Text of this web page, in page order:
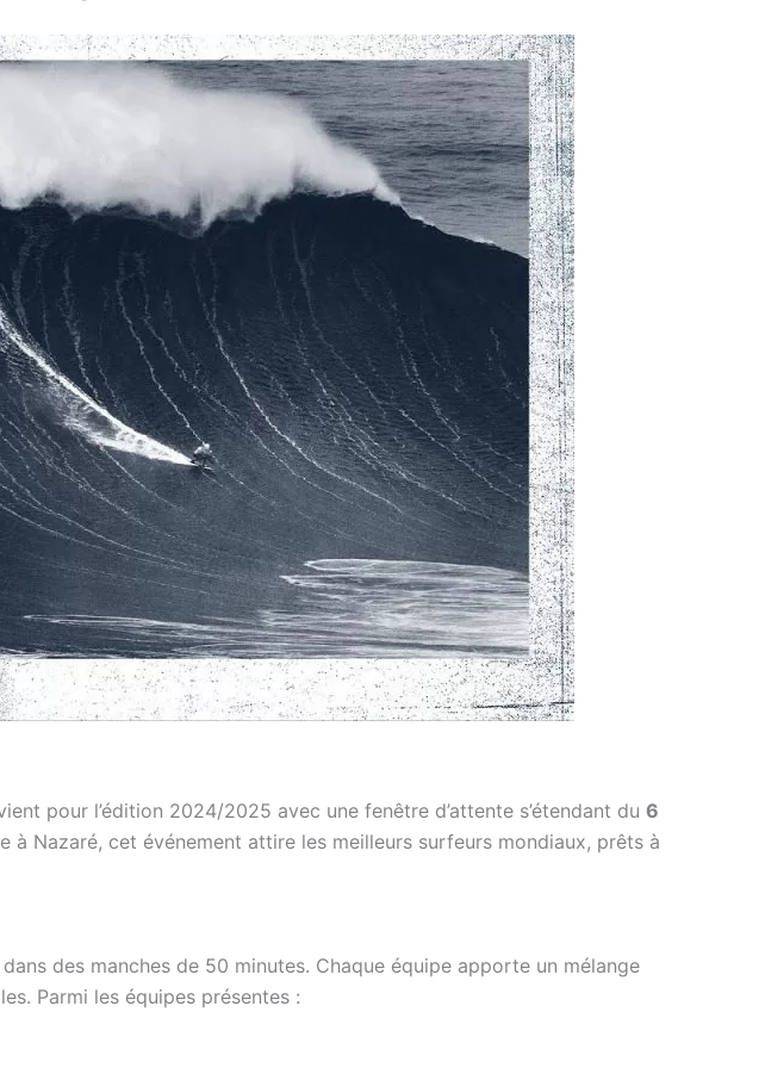
pour l’édition 2024/2025 avec une fenêtre d’attente s’étendant du 6
à Nazaré, cet événement attire les meilleurs surfeurs mondiaux, prêts à
des manches de 50 minutes. Chaque équipe apporte un mélange
Parmi les équipes présentes :